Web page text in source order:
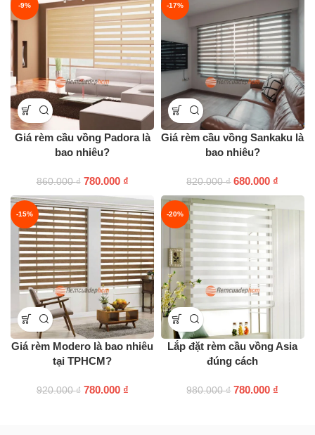
-9%
Giá rèm cầu vồng Padora là
bao nhiêu?
860.000₫ 780.000 ₫
-17%
Giá rèm cầu vồng Sankaku là
bao nhiêu?
820.000₫ 680.000 ₫
-15%
Giá rèm Modero là bao nhiêu
tại TPHCM?
920.000₫ 780.000 ₫
-20%
Lắp đặt rèm cầu vồng Asia
đúng cách
980.000₫ 780.000 ₫